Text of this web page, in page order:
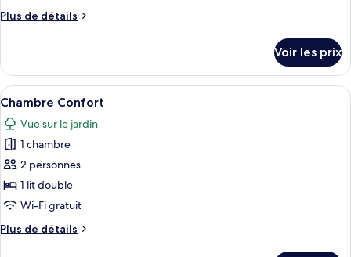
chambre :
Plus de détails
Plus
le
type
de
chambre
Chambre
Design
Voir les prix
Afficher
toutes
les
photos
pour
ce
type
chambre :
Une chambre à coucher bien
7
Chambre Confort
Vue sur le jardin
1 chambre
2 personnes
1 lit double
Wi-Fi gratuit
Plus de détails
Plus